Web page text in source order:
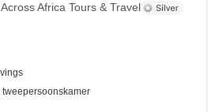
Across Africa Tours & Travel